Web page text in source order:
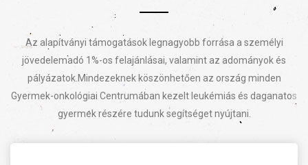
Az alapítványi támogatások legnagyobb forrása a személyi
jövedelemadó 1%-os felajánlásai, valamint az adományok és
pályázatok. Mindezeknek köszönhetően az ország minden
Gyermek-onkológiai Centrumában kezelt leukémiás és daganatos
gyermek részére tudunk segítséget nyújtani.